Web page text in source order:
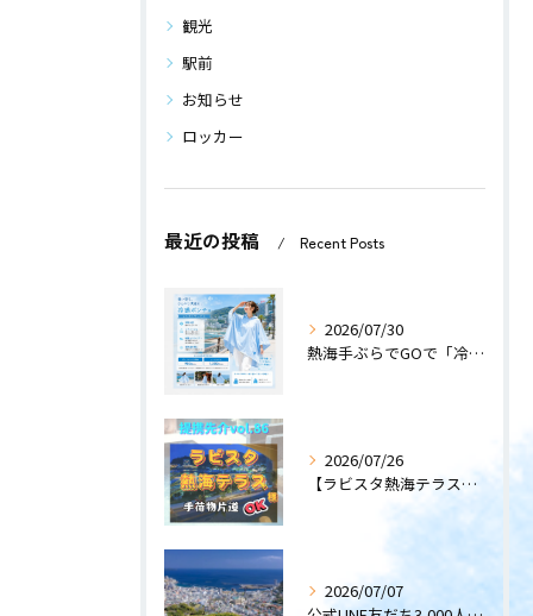
観光
駅前
お知らせ
ロッカー
最近の投稿 Recent Posts
2026/07/30
熱海手ぶらでGOで「冷感ポンチョ」のレンタルサービスを開始します！
2026/07/26
【ラビスタ熱海テラス】〜提携先紹介〜
2026/07/07